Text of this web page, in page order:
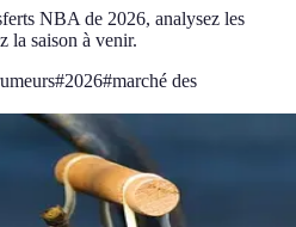
NBA de 2026, analysez les
la saison à venir.
#2026#marché des